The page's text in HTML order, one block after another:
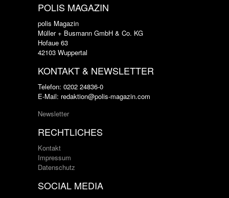
POLIS MAGAZIN
polis Magazin
Müller + Busmann GmbH & Co. KG
Hofaue 63
42103 Wuppertal
KONTAKT & NEWSLETTER
Telefon: 0202 24836-0
E-Mail: redaktion@polis-magazin.com
Newsletter
RECHTLICHES
Kontakt
Impressum
Datenschutz
SOCIAL MEDIA